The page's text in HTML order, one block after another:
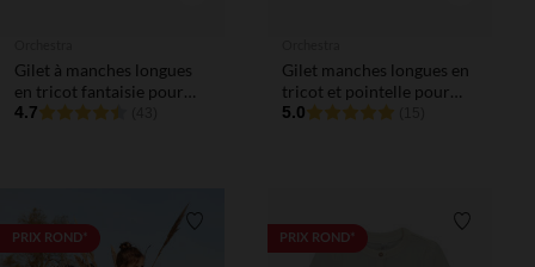
Gilet à manches longues
en tricot fantaisie pour
bébé fille
4.7
Gilet manches longues en
tricot et pointelle pour
bébé fille
5.0
PRIX ROND* Liste de souhaits
PRIX ROND*